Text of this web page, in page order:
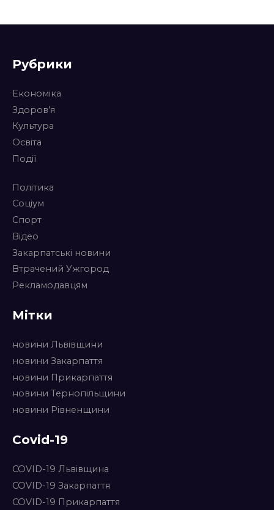
Рубрики
Економіка
Здоров’я
Культура
Освіта
Події
Політика
Соціум
Спорт
Відео
Закарпатські новини
Втрачений Ужгород
Рекламодавцям
Мітки
новини Львівщини
новини Закарпаття
новини Прикарпаття
новини Тернопільщини
новини Рівненщини
Covid-19
COVID-19 Львівщина
COVID-19 Закарпаття
COVID-19 Прикарпаття